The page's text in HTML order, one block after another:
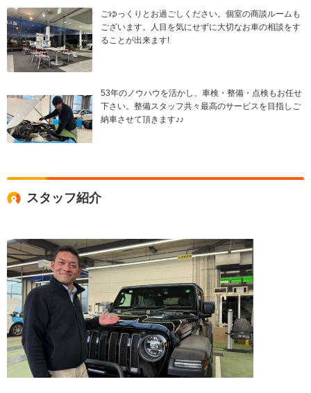
ごゆっくりとお過ごしください。個室の商談ルームも
ございます。人目を気にせずに大切なお車の相談をす
ることが出来ます!
53年のノウハウを活かし、車検・整備・点検もお任せ
下さい。整備スタッフ共々最高のサービスを目指しご
納車させて頂きます♪♪
スタッフ紹介